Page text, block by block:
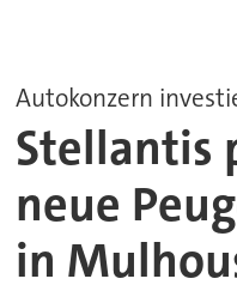
Autokonzern
Stellantis
neue
in